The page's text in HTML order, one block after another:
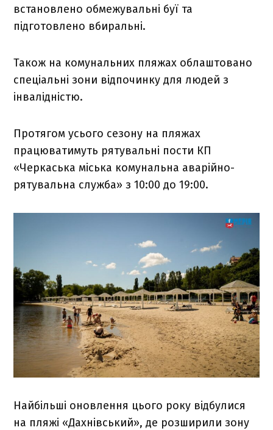
встановлено обмежувальні буї та
підготовлено вбиральні.
Також на комунальних пляжах облаштовано
спеціальні зони відпочинку для людей з
інвалідністю.
Протягом усього сезону на пляжах
працюватимуть рятувальні пости КП
«Черкаська міська комунальна аварійно-
рятувальна служба» з 10:00 до 19:00.
Найбільші оновлення цього року відбулися
на пляжі «Дахнівський», де розширили зону